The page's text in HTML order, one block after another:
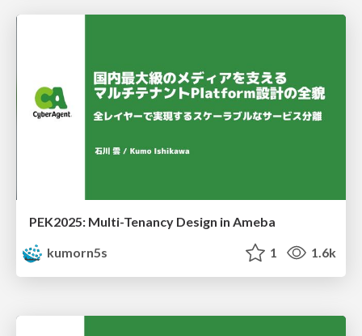
PEK2025: Multi-Tenancy Design in Ameba
kumorn5s
1 1.6k